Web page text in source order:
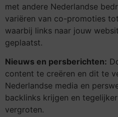
met andere Nederlandse
variëren van co-promoties
waarbij links naar jouw
geplaatst.
Nieuws en persberichten:
content te creëren en dit te
Nederlandse media en
backlinks krijgen en
vergroten.